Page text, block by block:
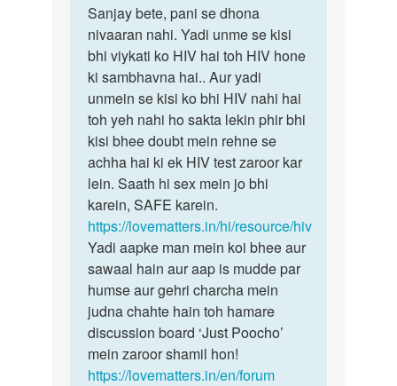
to
Mene
ek
sath
do
ladkiyon
k…
by
Sanjay
Sanjay
bete,
pani
se
dhona…
Sanjay bete, pani se dhona
nivaaran nahi. Yadi unme se kisi
bhi viykati ko HIV hai toh HIV hone
ki sambhavna hai.. Aur yadi
unmein se kisi ko bhi HIV nahi hai
toh yeh nahi ho sakta lekin phir bhi
kisi bhee doubt mein rehne se
achha hai ki ek HIV test zaroor kar
lein. Saath hi sex mein jo bhi
karein, SAFE karein.
https://lovematters.in/hi/resource/hiv
Yadi aapke man mein koi bhee aur
sawaal hain aur aap is mudde par
humse aur gehri charcha mein
judna chahte hain toh hamare
discussion board ‘Just Poocho’
mein zaroor shamil hon!
https://lovematters.in/en/forum